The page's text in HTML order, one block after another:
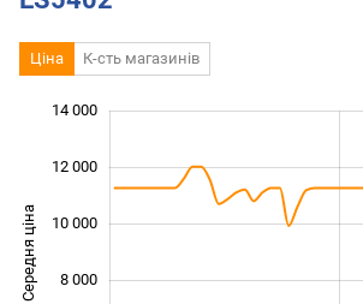
Ціна К-сть магазинів
Середня ціна 8 000
10 000
14 000
12 000